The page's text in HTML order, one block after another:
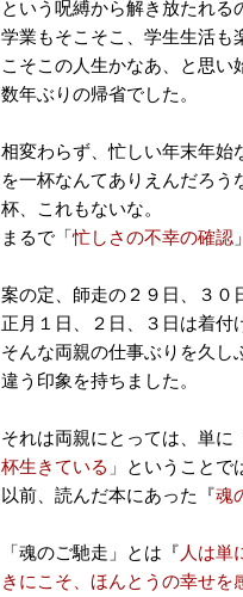
という呪縛から解き放たれる
学業もそこそこ、学生生活も
こそこの人生かなあ、と思い
数年ぶりの帰省でした。
相変わらず、忙しい年末年始
を一杯なんてありえんだろ
杯、これもないな。
まるで「忙しさの不幸の確認
案の定、師走の２９日、３０
正月１日、２日、３日は着付
そんな両親の仕事ぶりを久し
違う印象を持ちました。
それは両親にとっては、単に
杯生きている 」
ということで
以前、読んだ本にあった『魂
「魂のご馳走」とは『 人は単
きにこそ、ほんとうの幸せを